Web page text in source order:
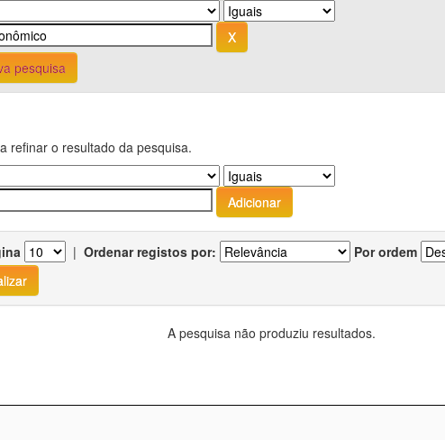
pesquisa
refinar o resultado da pesquisa.
| Ordenar registos por: Por ordem
A pesquisa não produziu resultados.